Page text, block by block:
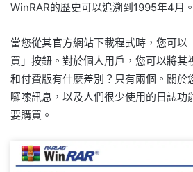
WinRAR的歷史可以追溯到1995年4月。
當您從其官方網站下載程式時，您可以
買」按鈕。對於個人用戶，您可以將其
和付費版有什麼差別？只有兩個。關於
囉嗦訊息，以及人們很少使用的日誌功
要購買。